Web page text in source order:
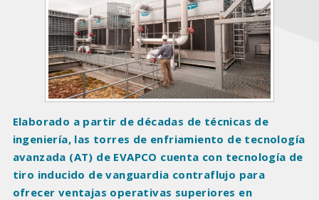
a
g
s
Elaborado a partir de décadas de técnicas de
ingeniería, las torres de enfriamiento de tecnología
avanzada (AT) de EVAPCO cuenta con tecnología de
tiro inducido de vanguardia contraflujo para
ofrecer ventajas operativas superiores en